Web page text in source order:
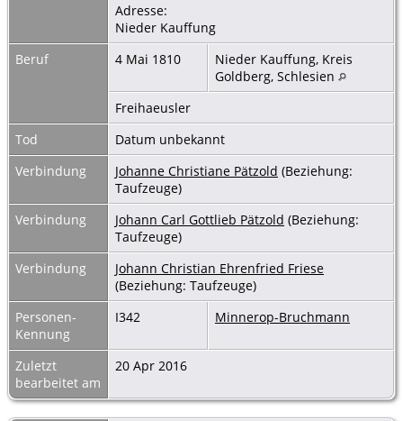
Adresse:
Nieder Kauffung
Beruf
4 Mai 1810
Nieder Kauffung, Kreis
Goldberg, Schlesien
Freihaeusler
Tod
Datum unbekannt
Verbindung
Johanne Christiane Pätzold (Beziehung:
Taufzeuge)
Verbindung
Johann Carl Gottlieb Pätzold (Beziehung:
Taufzeuge)
Verbindung
Johann Christian Ehrenfried Friese
(Beziehung: Taufzeuge)
Personen-
Kennung
I342 Minnerop-Bruchmann
Zuletzt
bearbeitet am
20 Apr 2016